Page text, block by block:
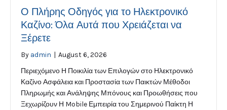
Ο Πλήρης Οδηγός για το Ηλεκτρονικό
Καζίνο: Όλα Αυτά που Χρειάζεται να
Ξέρετε
By admin | August 6, 2026
Περιεχόμενο Η Ποικιλία των Επιλογών στο Ηλεκτρονικό
Καζίνο Ασφάλεια και Προστασία των Παικτών Μέθοδοι
Πληρωμής και Ανάληψης Μπόνους και Προωθήσεις που
Ξεχωρίζουν Η Mobile Εμπειρία του Σημερινού Παίκτη Η